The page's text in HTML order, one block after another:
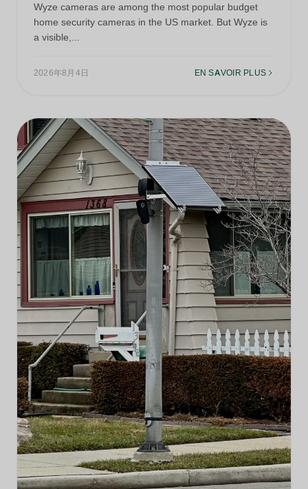
Wyze cameras are among the most popular budget
home security cameras in the US market. But Wyze is
a visible,...
2026年8月4日 EN SAVOIR PLUS